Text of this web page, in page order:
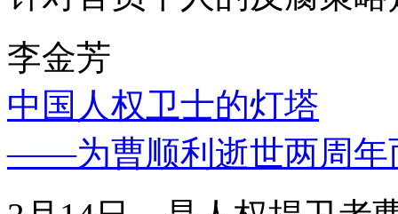
李金芳
中国人权卫士的灯塔
——为曹顺利逝世两周年